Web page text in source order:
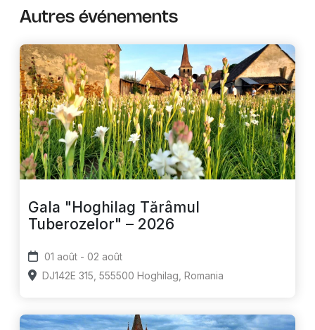
Autres événements
Gala "Hoghilag Tărâmul
Tuberozelor" – 2026
01 août - 02 août
DJ142E 315, 555500 Hoghilag, Romania